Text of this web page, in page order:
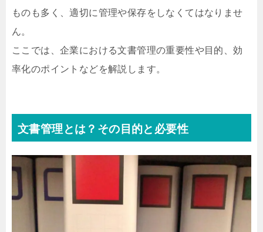
ものも多く、適切に管理や保存をしなくてはなりませ
ん。
ここでは、企業における文書管理の重要性や目的、効
率化のポイントなどを解説します。
文書管理とは？その目的と必要性